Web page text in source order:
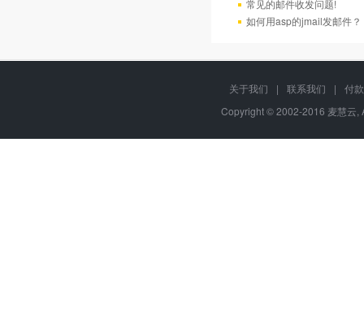
常见的邮件收发问题!
如何用asp的jmail发邮件？
关于我们 | 联系我们 |
付
Copyright © 2002-2016 麦慧云